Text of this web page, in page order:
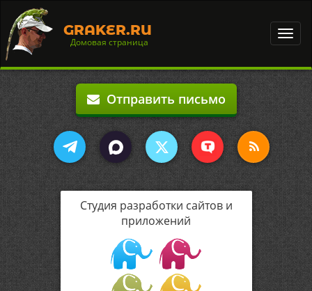
GRAKER.RU
Домовая страница
Отправить письмо
Студия разработки сайтов и
приложений